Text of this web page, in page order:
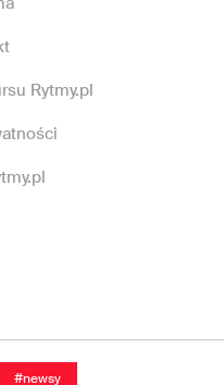
#newsy
Rytmy.pl